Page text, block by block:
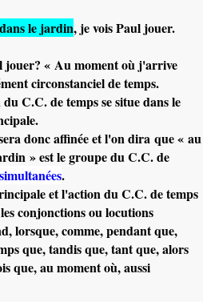
le jardin, je vois Paul jouer.
jouer? « Au moment où j'arrive
circonstanciel de temps.
C.C. de temps se situe dans le
donc affinée et l'on dira que « au
» est le groupe du C.C. de
.
et l'action du C.C. de temps
conjonctions ou locutions
lorsque, comme, pendant que,
que, tandis que, tant que, alors
que, au moment où, aussi